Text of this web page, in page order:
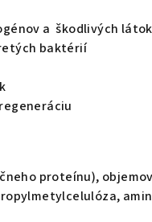
a škodlivých
baktérií
proteínu),